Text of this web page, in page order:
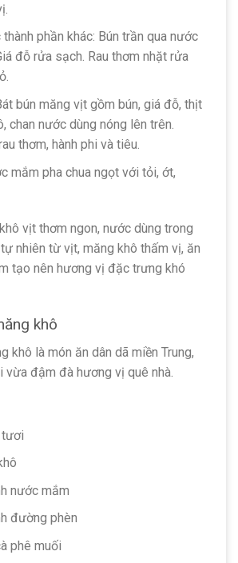
phần khác: Bún trần qua nước
đỗ rửa sạch. Rau thơm nhặt rửa
bún măng vịt gồm bún, giá đỗ, thịt
chan nước dùng nóng lên trên.
thơm, hành phi và tiêu.
mắm pha chua ngọt với tỏi, ớt,
vịt thơm ngon, nước dùng trong
nhiên từ vịt, măng khô thấm vị, ăn
tạo nên hương vị đặc trưng khó
khô
khô là món ăn dân dã miền Trung,
đậm đà hương vị quê nhà.
tươi
nước mắm
đường phèn
phê muối